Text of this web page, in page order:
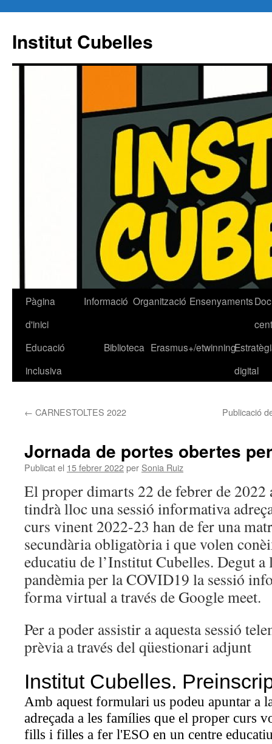
Institut Cubelles
Vés
contingut
Pàgina
d'inici
Informació Organització Ensenyaments
Educació
inclusiva
Biblioteca Erasmus+/etwinning
digital
← CARNESTOLTES 2022 Publicació
Jornada de portes obertes
Publicat el 15 febrer 2022per Sonia Ruiz
El proper dimarts 22 de febrer de 2022
tindrà lloc una sessió informativa
curs vinent 2022-23 han de fer una
secundària obligatòria i que volen
educatiu de l’Institut Cubelles. Degut a
pandèmia per la COVID19 la sessió
forma virtual a través de Google meet.
Per a poder assistir a aquesta sessió
prèvia a través del qüestionari adjunt